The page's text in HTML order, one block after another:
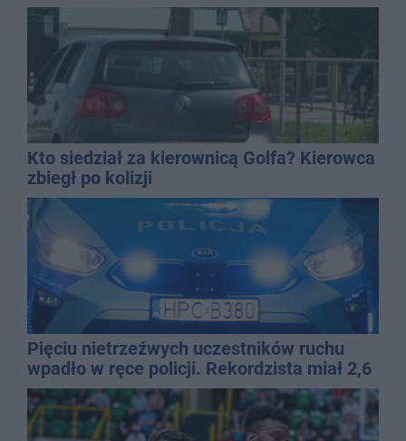
Kto siedział za kierownicą Golfa? Kierowca
zbiegł po kolizji
Pięciu nietrzeźwych uczestników ruchu
wpadło w ręce policji. Rekordzista miał 2,6
promila